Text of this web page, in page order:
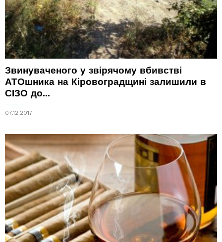
Звинуваченого у звірячому вбивстві
АТОшника на Кіровоградщині залишили в
СІЗО до...
07.12.2017